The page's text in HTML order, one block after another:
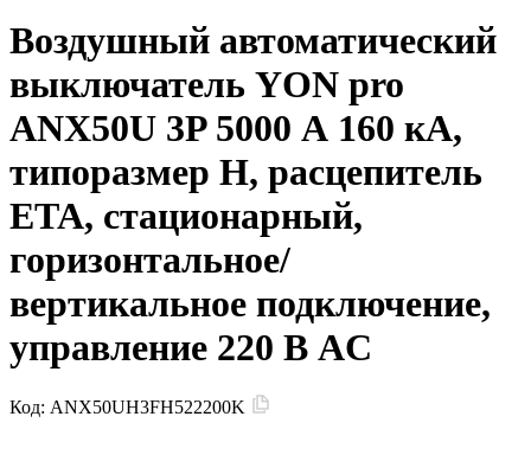
Воздушный автоматический
выключатель YON pro
ANX50U 3P 5000 А 160 кА,
типоразмер H, расцепитель
ETA, стационарный,
горизонтальное/
вертикальное подключение,
управление 220 В AC
Код: ANX50UH3FH522200K